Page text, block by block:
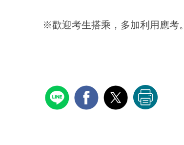
※歡迎考生搭乘，多加利用應考。